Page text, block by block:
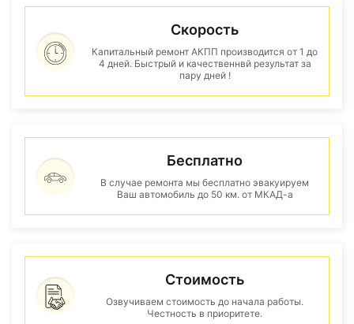
Скорость
Капитальный ремонт АКПП производится от 1 до
4 дней. Быстрый и качественнвй результат за
пару дней !
Бесплатно
В случае ремонта мы бесплатно эвакуируем
Ваш автомобиль до 50 км. от МКАД-а
Стоимость
Озвучиваем стоимость до начала работы.
Честность в приоритете.